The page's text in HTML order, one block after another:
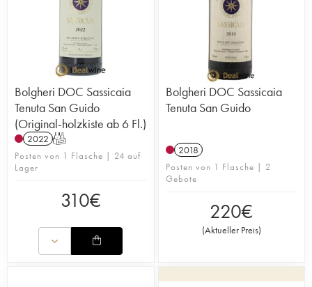
Bolgheri DOC Sassicaia
Tenuta San Guido
(Original-holzkiste ab 6 Fl.)
2022 T
Posten von 1 Flasche | 24 auf
Lager
310€
Bolgheri DOC Sassicaia
Tenuta San Guido
2018
Posten von 1 Flasche | 2
Gebote
220€
(Aktueller Preis)